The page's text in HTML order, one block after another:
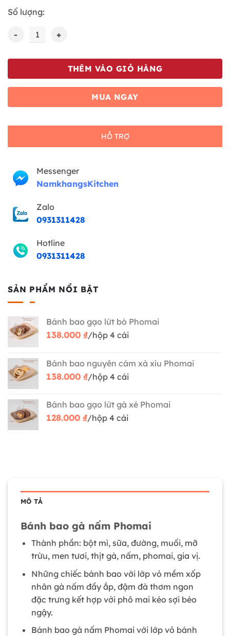
Số lượng:
Bánh bao gà nấm Phomai số lượng
THÊM VÀO GIỎ HÀNG
MUA NGAY
HỖ TRỢ
Messenger
NamkhangsKitchen
Zalo
0931311428
Hotline
0931311428
SẢN PHẨM NỔI BẬT
Bánh bao gạo lứt bò Phomai
138.000 ₫/hộp 4 cái
Bánh bao nguyên cám xá xíu Phomai
138.000 ₫/hộp 4 cái
Bánh bao gạo lứt gà xé Phomai
128.000 ₫/hộp 4 cái
MÔ TẢ
Bánh bao gà nấm Phomai
Thành phần: bột mì, sữa, đường, muối, mỡ
trừu, men tươi, thịt gà, nấm, phomai, gia vị.
Những chiếc bánh bao với lớp vỏ mềm xốp
nhân gà nấm đầy ắp, đậm đà thơm ngon
đặc trưng kết hợp với phô mai kéo sợi béo
ngậy.
Bánh bao gà nấm Phomai với lớp vỏ bánh